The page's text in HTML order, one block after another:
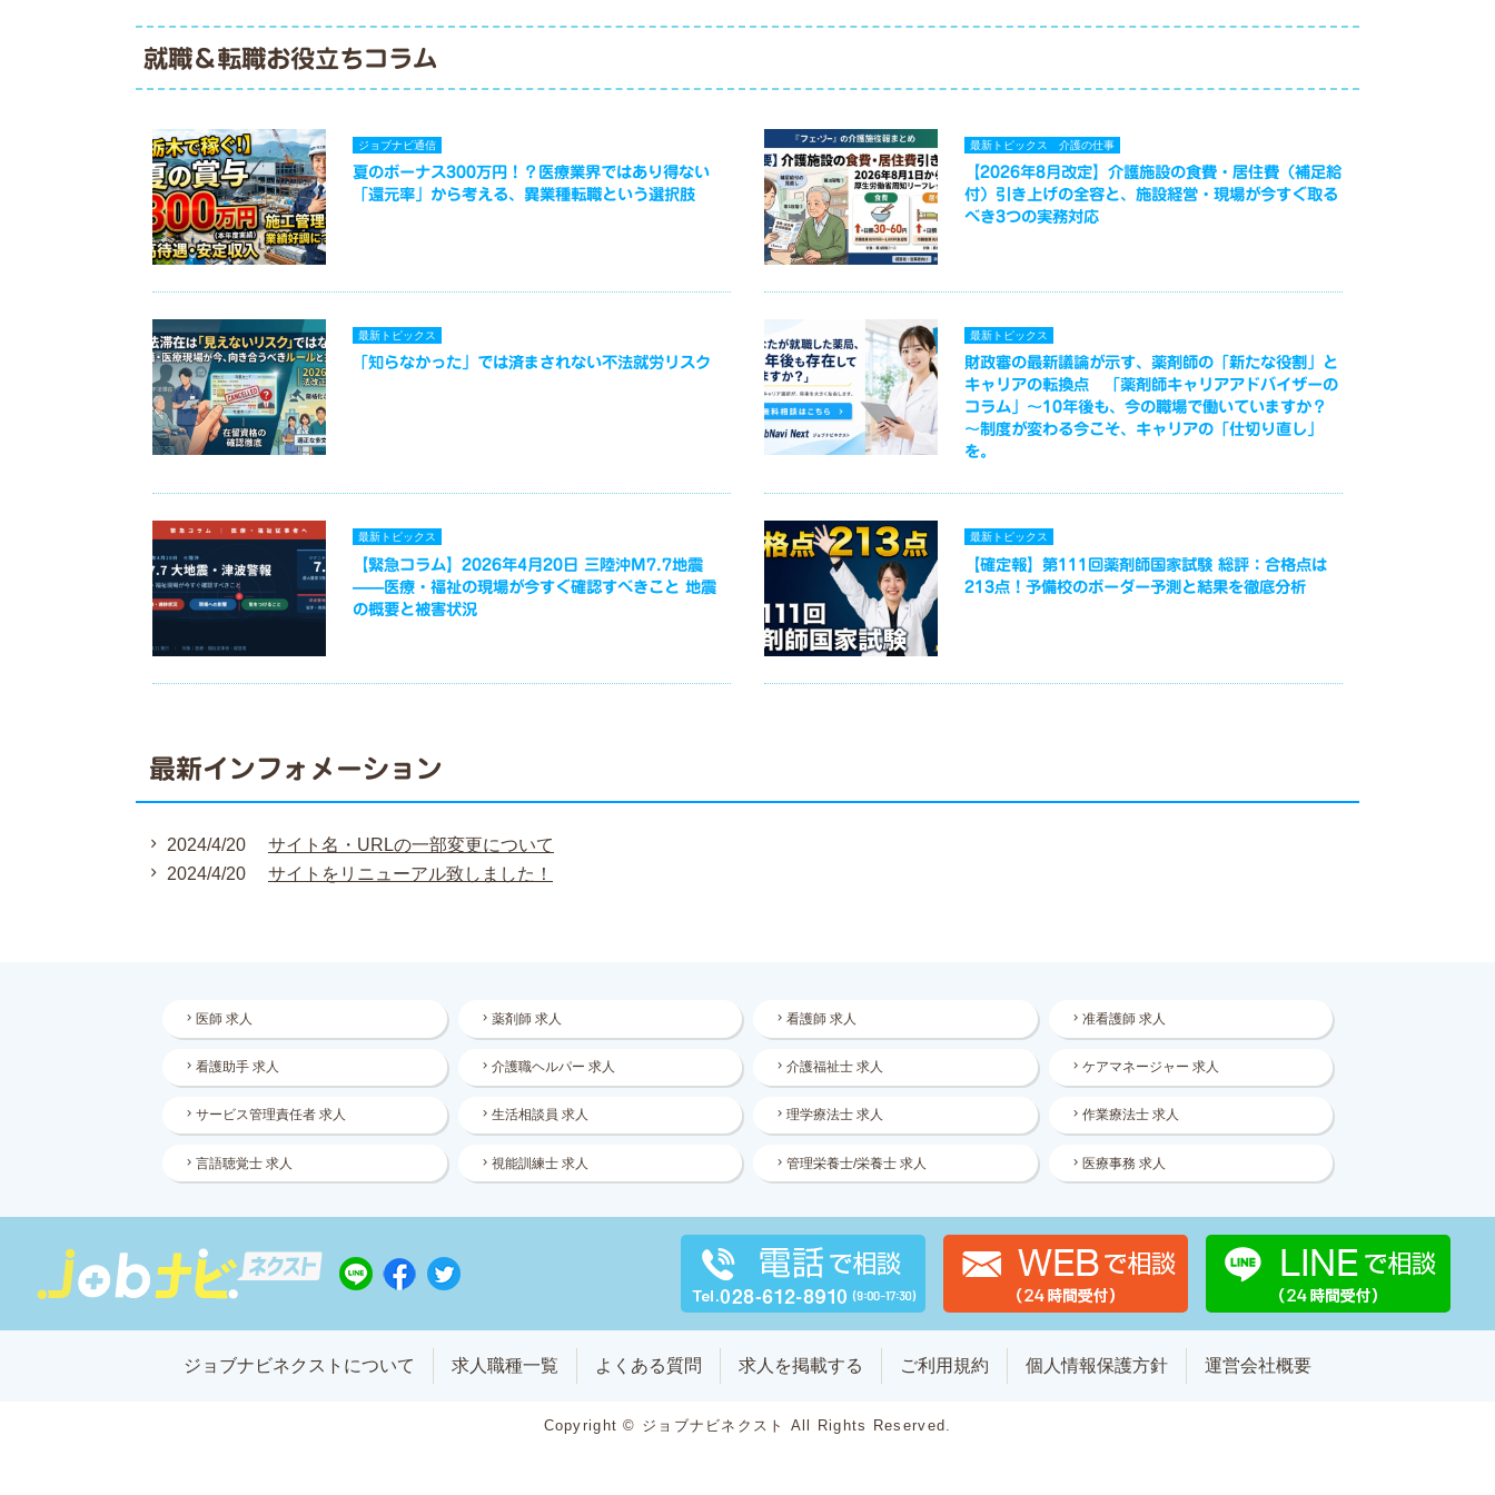
就職＆転職お役立ちコラム
ジョブナビ通信
夏のボーナス300万円！？医療業界ではあり得ない
「還元率」から考える、異業種転職という選択肢
最新トピックス 介護の仕事
【2026年8月改定】介護施設の食費・居住費（補足給
付）引き上げの全容と、施設経営・現場が今すぐ取る
べき3つの実務対応
最新トピックス
「知らなかった」では済まされない不法就労リスク
最新トピックス
財政審の最新議論が示す、薬剤師の「新たな役割」と
キャリアの転換点 「薬剤師キャリアアドバイザーの
コラム」～10年後も、今の職場で働いていますか？
～制度が変わる今こそ、キャリアの「仕切り直し」
を。
最新トピックス
【緊急コラム】2026年4月20日 三陸沖M7.7地震
——医療・福祉の現場が今すぐ確認すべきこと 地震
の概要と被害状況
最新トピックス
【確定報】第111回薬剤師国家試験 総評：合格点は
213点！予備校のボーダー予測と結果を徹底分析
最新インフォメーション
2024/4/20
サイト名・URLの一部変更について
2024/4/20
サイトをリニューアル致しました！
医師 求人 薬剤師 求人 看護師 求人 准看護師 求人
看護助手 求人 介護職ヘルパー 求人 介護福祉士 求人 ケアマネージャー 求人
サービス管理責任者 求人 生活相談員 求人 理学療法士 求人 作業療法士 求人
言語聴覚士 求人 視能訓練士 求人 管理栄養士/栄養士 求人 医療事務 求人
ジョブナビネクストについて 求人職種一覧 よくある質問 求人を掲載する ご利用規約 個人情報保護方針 運営会社概要
Copyright © ジョブナビネクスト All Rights Reserved.